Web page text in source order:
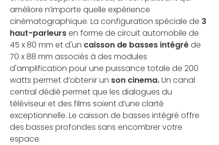
améliore n’importe quelle expérience
cinématographique. La configuration spéciale de 3
haut-parleursen forme de circuit automobile de
45 x 80 mm et d'un caisson de basses intégréde
70 x 88 mm associés à des modules
d'amplification pour une puissance totale de 200
watts permet d’obtenir un son cinema.Un canal
central dédié permet que les dialogues du
téléviseur et des films soient d’une clarté
exceptionnelle. Le caisson de basses intégré offre
des basses profondes sans encombrer votre
espace.